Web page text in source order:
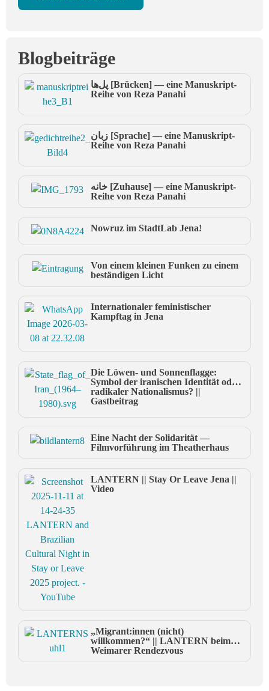
Blogbeiträge
پل‌ها [Brücken] — eine Manuskript-
Reihe von Reza Panahi
زبان [Sprache] — eine Manuskript-
Reihe von Reza Panahi
خانه [Zuhause] — eine Manuskript-
Reihe von Reza Panahi
Nowruz im StadtLab Jena!
Von einem kleinen Funken zu einem
beständigen Licht
Internationaler feministischer
Kampftag in Jena
Die Löwen- und Sonnenflagge:
Symbol der iranischen Identität oder
radikaler Nationalismus? ||
Gastbeitrag
Eine Nacht der Solidarität —
Filmvorführung im Theatherhaus
LANTERN || Stay Or Leave Jena ||
Video
„Migrant:innen (nicht)
willkommen?“ || LANTERN beim
Weimarer Rendezvous